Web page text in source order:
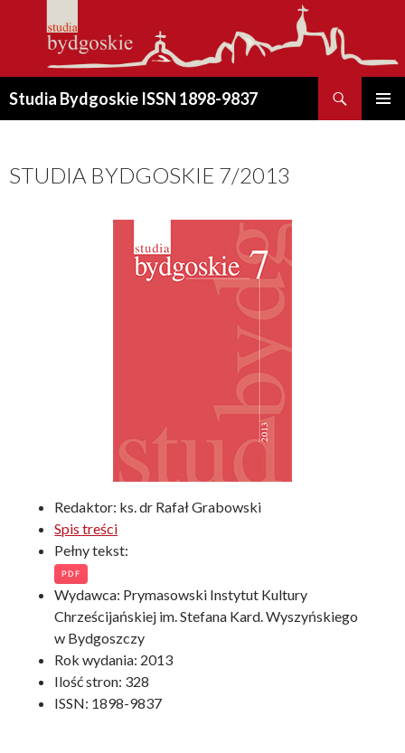
Studia Bydgoskie ISSN 1898-9837
STUDIA BYDGOSKIE 7/2013
Redaktor: ks. dr Rafał Grabowski
Spis treści
Pełny tekst:
PDF
Wydawca: Prymasowski Instytut Kultury
Chrześcijańskiej im. Stefana Kard. Wyszyńskiego
w Bydgoszczy
Rok wydania: 2013
Ilość stron: 328
ISSN: 1898-9837